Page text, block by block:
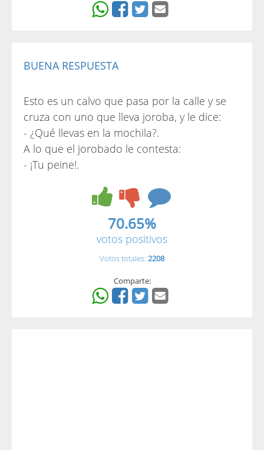
BUENA RESPUESTA
Esto es un calvo que pasa por la calle y se
cruza con uno que lleva joroba, y le dice:
- ¿Qué llevas en la mochila?.
A lo que el jorobado le contesta:
- ¡Tu peine!.
70.65%
votos positivos
Votos totales: 2208
Comparte: